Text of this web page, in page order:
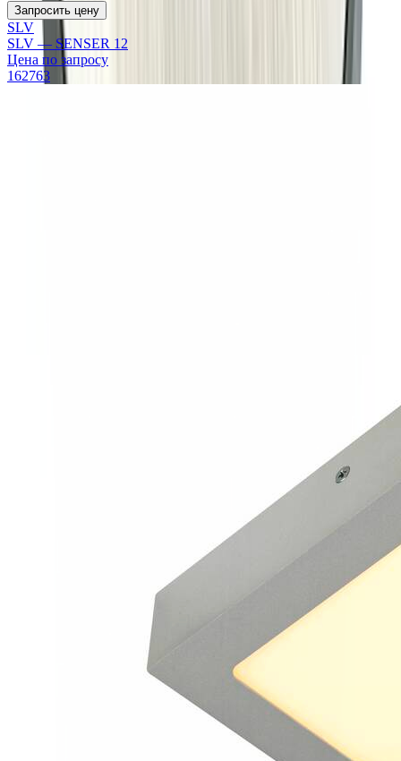
Запросить цену
SLV
SLV — SENSER 12
Цена по запросу
162763